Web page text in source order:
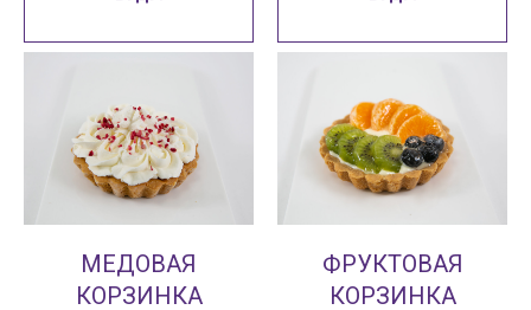
МЕДОВАЯ
КОРЗИНКА
ФРУКТОВАЯ
КОРЗИНКА